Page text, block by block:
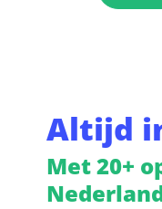
Altijd
Met 20+